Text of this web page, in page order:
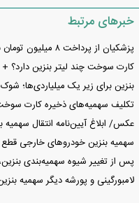
خبرهای مرتبط
پزشکیان از پرداخت ۸ میلیون تومان به هر باک بنزین خبر داد
کارت سوخت چند لیتر بنزین دارد؟ +
بنزین برای زیر یک میلیاردی‌ها؛
تکلیف سهمیه‌های ذخیره کارت
عکس/ ابلاغ آیین‌نامه انتقال سهمیه
سهمیه بنزین خودروهای خارجی
پس از تغییر شیوه سهمیه‌بندی
لامبورگینی و پورشه دیگر سهمیه